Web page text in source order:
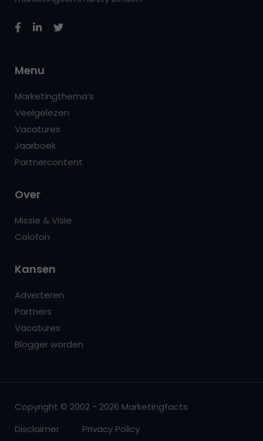
Menu
Marketingthema’s
Veelgelezen
Vacatures
Jaarboek
Partnercontent
Over
Missie & Visie
Colofon
Kansen
Adverteren
Partners
Vacatures
Blogger worden
Copyright © 2002 - 2026 Marketingfacts
Disclaimer
Privacy Policy